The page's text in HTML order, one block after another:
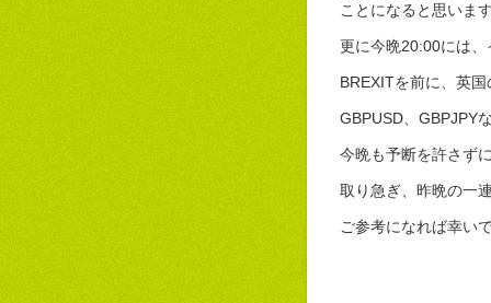
ことになると思いま
更に今晩20:00には
BREXITを前に、英
GBPUSD、GBPJPY
今晩も予断を許さず
取り急ぎ、昨晩の一
ご参考になれば幸い